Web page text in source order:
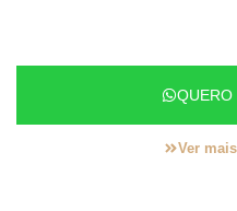
QUERO
Ver